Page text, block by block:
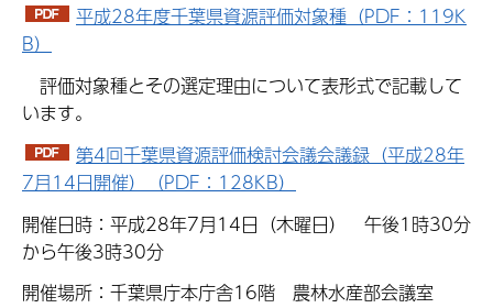
平成28年度千葉県資源評価対象種（PDF：119K
B）
評価対象種とその選定理由について表形式で記載して
います。
第4回千葉県資源評価検討会議会議録（平成28年
7月14日開催）（PDF：128KB）
開催日時：平成28年7月14日（木曜日） 午後1時30分
から午後3時30分
開催場所：千葉県庁本庁舎16階 農林水産部会議室